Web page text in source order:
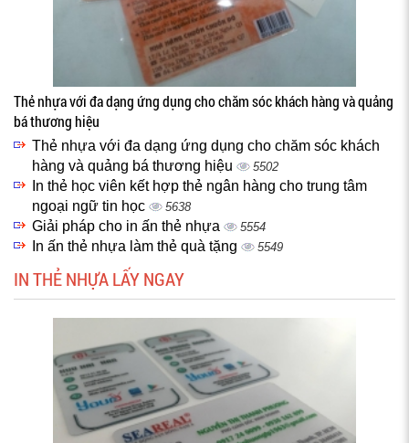
Thẻ nhựa với đa dạng ứng dụng cho chăm sóc khách hàng và quảng
bá thương hiệu
Thẻ nhựa với đa dạng ứng dụng cho chăm sóc khách
hàng và quảng bá thương hiệu
5502
In thẻ học viên kết hợp thẻ ngân hàng cho trung tâm
ngoại ngữ tin học
5638
Giải pháp cho in ấn thẻ nhựa 5554
In ấn thẻ nhựa làm thẻ quà tặng 5549
IN THẺ NHỰA LẤY NGAY